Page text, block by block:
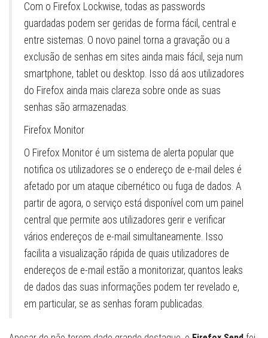
Com o Firefox Lockwise, todas as passwords
guardadas podem ser geridas de forma fácil, central e
entre sistemas. O novo painel torna a gravação ou a
exclusão de senhas em sites ainda mais fácil, seja num
smartphone, tablet ou desktop. Isso dá aos utilizadores
do Firefox ainda mais clareza sobre onde as suas
senhas são armazenadas.
Firefox Monitor
O Firefox Monitor é um sistema de alerta popular que
notifica os utilizadores se o endereço de e-mail deles é
afetado por um ataque cibernético ou fuga de dados. A
partir de agora, o serviço está disponível com um painel
central que permite aos utilizadores gerir e verificar
vários endereços de e-mail simultaneamente. Isso
facilita a visualização rápida de quais utilizadores de
endereços de e-mail estão a monitorizar, quantos leaks
de dados das suas informações podem ter revelado e,
em particular, se as senhas foram publicadas.